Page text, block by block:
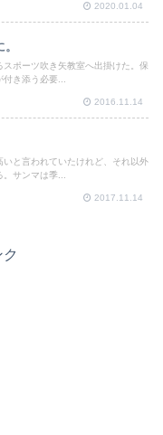
2020.01.04
ポーツ吹き矢教室へ出掛けた。保
き添う必要...
2016.11.14
と言われていたけれど、それ以外
サンマは季...
2017.11.14